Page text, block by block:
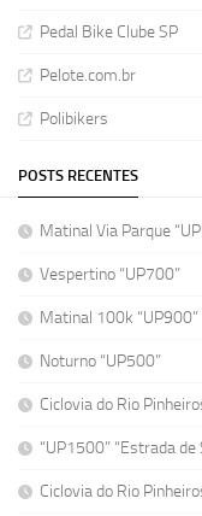
Pedal Bike Clube SP
Pelote.com.br
Polibikers
POSTS RECENTES
Matinal Via Parque
Vespertino “UP700”
Matinal 100k “UP900”
Noturno “UP500”
Ciclovia do Rio
“UP1500” “Estrada
Ciclovia do Rio